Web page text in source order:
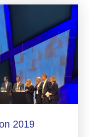
2019